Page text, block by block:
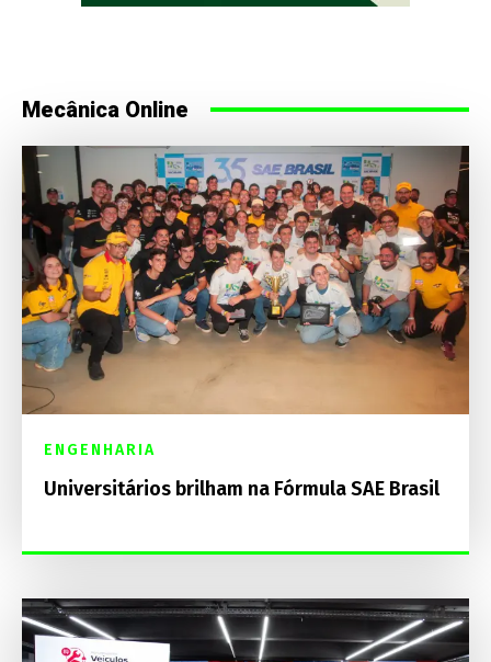
Mecânica Online
ENGENHARIA
Universitários brilham na Fórmula SAE Brasil